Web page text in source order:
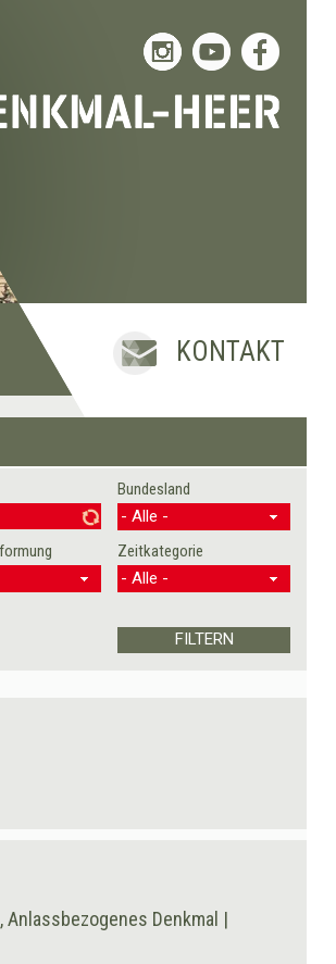
KONTAKT
Bundesland
Zeitkategorie
Denkmal |